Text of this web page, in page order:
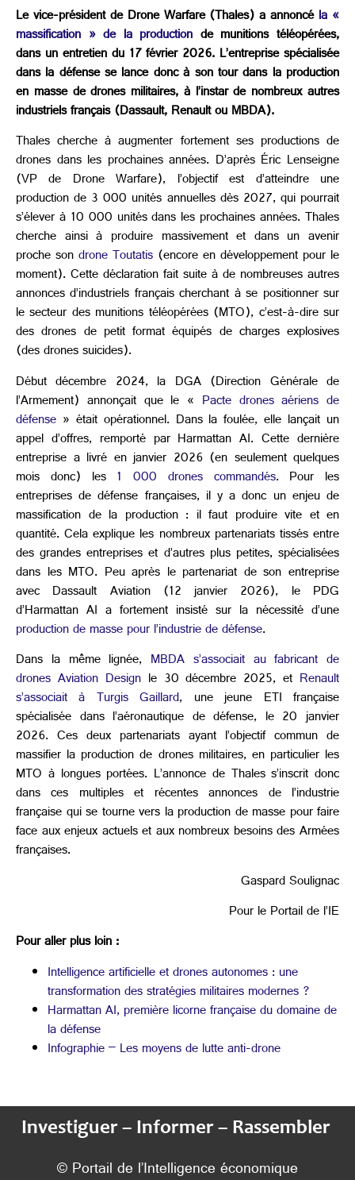
Le vice-président de Drone Warfare (Thales) a annoncé la «
massification » de la production de munitions téléopérées,
dans un entretien du 17 février 2026. L’entreprise spécialisée
dans la défense se lance donc à son tour dans la production
en masse de drones militaires, à l’instar de nombreux autres
industriels français (Dassault, Renault ou MBDA).
Thales cherche à augmenter fortement ses productions de
drones dans les prochaines années. D’après Éric Lenseigne
(VP de Drone Warfare), l’objectif est d’atteindre une
production de 3 000 unités annuelles dès 2027, qui pourrait
s’élever à 10 000 unités dans les prochaines années. Thales
cherche ainsi à produire massivement et dans un avenir
proche sondrone Toutatis (encore en développement pour le
moment). Cette déclaration fait suite à de nombreuses autres
annonces d’industriels français cherchant à se positionner sur
le secteur des munitions téléopérées (MTO), c’est-à-dire sur
des drones de petit format équipés de charges explosives
(des drones suicides).
Début décembre 2024, la DGA (Direction Générale de
l’Armement) annonçait que le « Pacte drones aériens de
défense » était opérationnel. Dans la foulée, elle lançait un
appel d’offres, remporté par Harmattan AI. Cette dernière
entreprise a livré en janvier 2026 (en seulement quelques
mois donc) les1 000 drones commandés. Pour les
entreprises de défense françaises, il y a donc un enjeu de
massification de la production : il faut produire vite et en
quantité. Cela explique les nombreux partenariats tissés entre
des grandes entreprises et d’autres plus petites, spécialisées
dans les MTO. Peu après le partenariat de son entreprise
avec Dassault Aviation (12 janvier 2026), le PDG
d’Harmattan AI a fortement insisté sur la nécessité d’une
production de masse pour l’industrie de défense.
Dans la même lignée, MBDA s’associait au fabricant de
drones Aviation Designle 30 décembre 2025, et Renault
s’associait à Turgis Gaillard, une jeune ETI française
spécialisée dans l’aéronautique de défense, le 20 janvier
2026. Ces deux partenariats ayant l’objectif commun de
massifier la production de drones militaires, en particulier les
MTO à longues portées. L’annonce de Thales s’inscrit donc
dans ces multiples et récentes annonces de l’industrie
française qui se tourne vers la production de masse pour faire
face aux enjeux actuels et aux nombreux besoins des Armées
françaises.
Gaspard Soulignac
Pour le Portail de l’IE
Pour aller plus loin :
Intelligence artificielle et drones autonomes : une
transformation des stratégies militaires modernes ?
Harmattan AI, première licorne française du domaine de
la défense
Infographie – Les moyens de lutte anti-drone
Investiguer – Informer – Rassembler
© Portail de l’Intelligence économique